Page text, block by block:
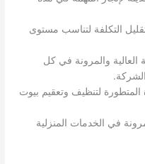
التكلفة لتناسب مستوى
العالية والمرونة في كل
المتطورة لتنظيف وتعقيم بيوت
في الخدمات المنزلية